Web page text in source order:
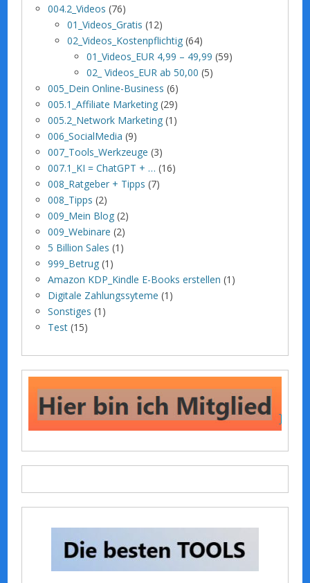
004.2_Videos (76)
01_Videos_Gratis (12)
02_Videos_Kostenpflichtig (64)
01_Videos_EUR 4,99 – 49,99 (59)
02_ Videos_EUR ab 50,00 (5)
005_Dein Online-Business (6)
005.1_Affiliate Marketing (29)
005.2_Network Marketing (1)
006_SocialMedia (9)
007_Tools_Werkzeuge (3)
007.1_KI = ChatGPT + … (16)
008_Ratgeber + Tipps (7)
008_Tipps (2)
009_Mein Blog (2)
009_Webinare (2)
5 Billion Sales (1)
999_Betrug (1)
Amazon KDP_Kindle E-Books erstellen (1)
Digitale Zahlungssyteme (1)
Sonstiges (1)
Test (15)